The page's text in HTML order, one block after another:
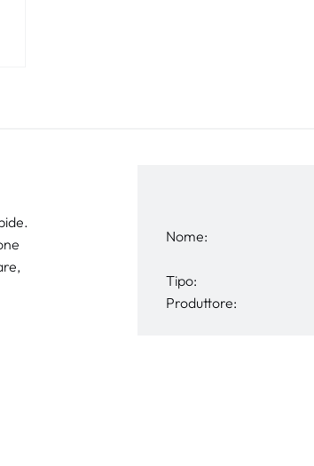
Nome:
Tipo:
Produttore: